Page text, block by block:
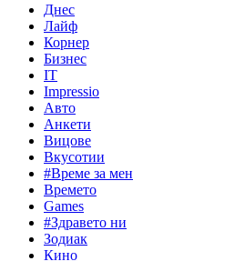
Днес
Лайф
Корнер
Бизнес
IT
Impressio
Авто
Анкети
Вицове
Вкусотии
#Време за мен
Времето
Games
#Здравето ни
Зодиак
Кино